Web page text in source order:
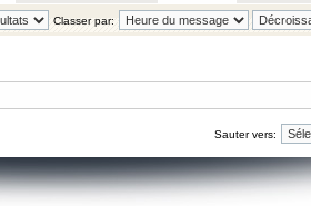
Classer par:
Sauter vers: